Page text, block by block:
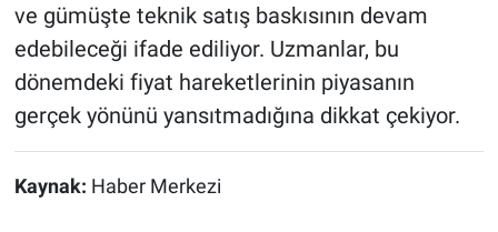
ve gümüşte teknik satış baskısının devam
edebileceği ifade ediliyor. Uzmanlar, bu
dönemdeki fiyat hareketlerinin piyasanın
gerçek yönünü yansıtmadığına dikkat çekiyor.
Kaynak: Haber Merkezi